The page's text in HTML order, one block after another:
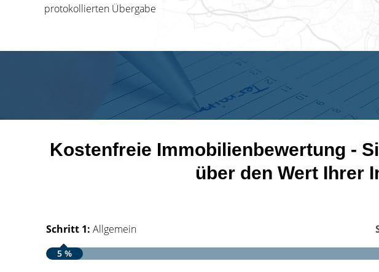
protokollierten Übergabe
Kostenfreie Immobilienbewertung -
über den Wert Ihrer
Schritt 1: Allgemein
5 %